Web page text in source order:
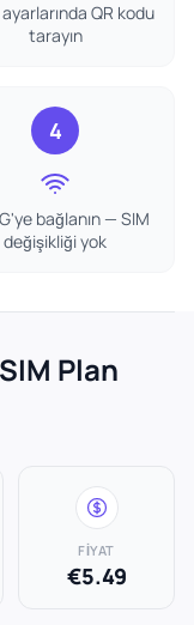
QR kodu
tarayın
4
bağlanın — SIM
değişikliği yok
Plan
FIYAT
€5.49